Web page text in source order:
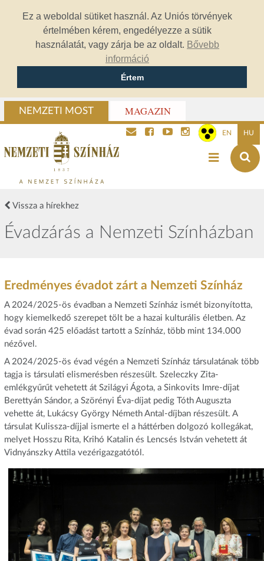
Ez a weboldal sütiket használ. Az Uniós törvények
értelmében kérem, engedélyezze a sütik
használatát, vagy zárja be az oldalt. Bővebb
információ
Értem
NEMZETI MOST MAGAZIN
EN HU
Vissza a hírekhez
Évadzárás a Nemzeti Színházban
Eredményes évadot zárt a Nemzeti Színház
A 2024/2025-ös évadban a Nemzeti Színház ismét bizonyította,
hogy kiemelkedő szerepet tölt be a hazai kulturális életben. Az
évad során 425 előadást tartott a Színház, több mint 134.000
nézővel.
A 2024/2025-ös évad végén a Nemzeti Színház társulatának több
tagja is társulati elismerésben részesült. Szeleczky Zita-
emlékgyűrűt vehetett át Szilágyi Ágota, a Sinkovits Imre-díjat
Berettyán Sándor, a Szörényi Éva-díjat pedig Tóth Auguszta
vehette át, Lukácsy György Németh Antal-díjban részesült. A
társulat Kulissza-díjjal ismerte el a háttérben dolgozó kollegákat,
melyet Hosszu Rita, Krihó Katalin és Lencsés István vehetett át
Vidnyánszky Attila vezérigazgatótól.